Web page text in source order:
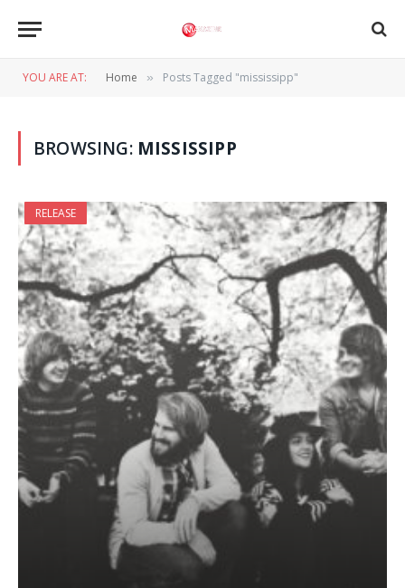
YOU ARE AT: Home » Posts Tagged "mississipp"
BROWSING: MISSISSIPP
RELEASE